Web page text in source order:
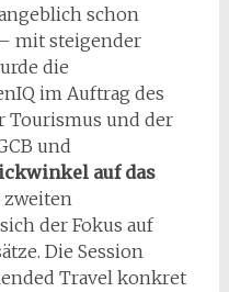
schon
mit steigender
die
im Auftrag des
Tourismus und der
und
auf das
zweiten
der Fokus auf
Die Session
Travel konkret